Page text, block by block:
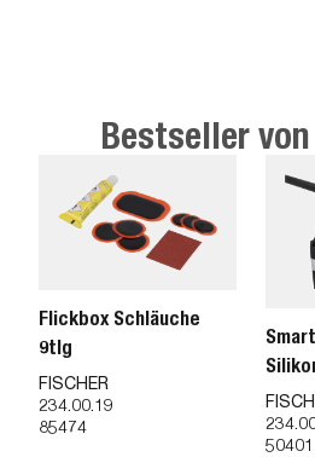
Bestseller von
Flickbox Schläuche
9tlg
FISCHER
234.00.19
85474
50401